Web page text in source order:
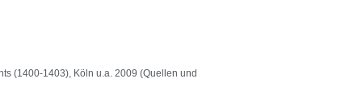
(1400-1403), Köln u.a. 2009 (Quellen und